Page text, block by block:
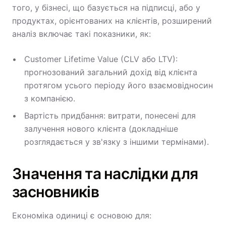
того, у бізнесі, що базується на підписці, або у
продуктах, орієнтованих на клієнтів, розширений
аналіз включає такі показники, як:
Customer Lifetime Value (CLV або LTV):
прогнозований загальний дохід від клієнта
протягом усього періоду його взаємовідносин
з компанією.
Вартість придбання: витрати, понесені для
залучення нового клієнта (докладніше
розглядається у зв'язку з іншими термінами).
Значення та наслідки для
засновників
Економіка одиниці є основою для: